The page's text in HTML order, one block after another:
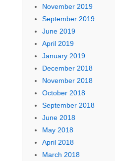
November 2019
September 2019
June 2019
April 2019
January 2019
December 2018
November 2018
October 2018
September 2018
June 2018
May 2018
April 2018
March 2018